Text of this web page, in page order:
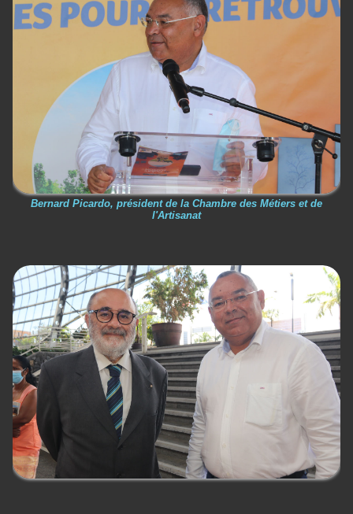
Bernard Picardo, président de la Chambre des Métiers et de
l'Artisanat